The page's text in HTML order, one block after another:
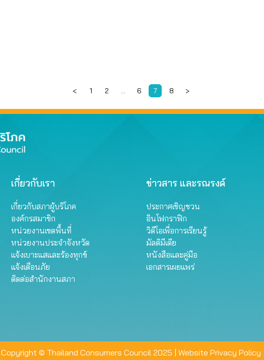
< 1 2 … 6 7 8 >
เกี่ยวกับเรา
เกี่ยวกับสภาผู้บริโภค
องค์กรสมาชิก
หน่วยงานเขตพื้นที่
หน่วยงานประจำจังหวัด
แจ้งเบาะแสและร้องทุกข์
แจ้งเตือนภัย
ติดต่อสำนักงานสภา
ข่าวสาร และรณรงค์
ประกาศเชิญชวน
อินโฟกราฟิก
วิดีโอเพื่อการเรียนรู้
มัลติมีเดีย
หนังสือและคู่มือ
เอกสารเผยแพร่
Copyright © Thailand Consumers Council 2025 | Website Privacy Policy